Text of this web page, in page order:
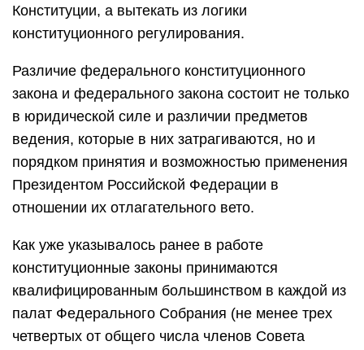
Конституции, а вытекать из логики
конституционного регулирования.
Различие федерального конституционного
закона и федерального закона состоит не только
в юридической силе и различии предметов
ведения, которые в них затрагиваются, но и
порядком принятия и возможностью применения
Президентом Российской Федерации в
отношении их отлагательного вето.
Как уже указывалось ранее в работе
конституционные законы принимаются
квалифицированным большинством в каждой из
палат Федерального Собрания (не менее трех
четвертых от общего числа членов Совета